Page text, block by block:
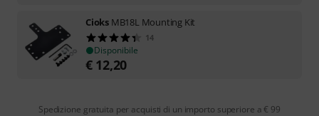
Cioks MB18L Mounting Kit
14
Disponibile
€ 12,20
Spedizione gratuita per acquisti di un importo superiore a € 99